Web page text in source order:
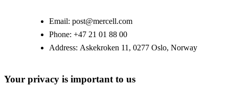
Email: post@mercell.com
Phone: +47 21 01 88 00
Address: Askekroken 11, 0277 Oslo, Norway
Your privacy is important to us